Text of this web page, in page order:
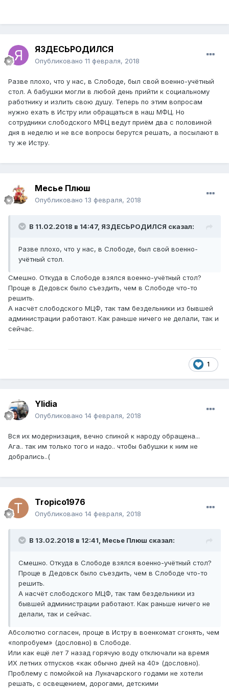
ЯЗДЕСЬРОДИЛСЯ
Опубликовано 11 февраля, 2018
Разве плохо, что у нас, в Слободе, был свой военно-учётный
стол. А бабушки могли в любой день прийти к социальному
работнику и излить свою душу. Теперь по этим вопросам
нужно ехать в Истру или обращаться в наш МФЦ. Но
сотрудники слободского МФЦ ведут приём два с половиной
дня в неделю и не все вопросы берутся решать, а посылают в
ту же Истру.
Месье Плюш
Опубликовано 13 февраля, 2018
В 11.02.2018 в 14:47, ЯЗДЕСЬРОДИЛСЯ сказал:
Разве плохо, что у нас, в Слободе, был свой военно-
учётный стол.
Смешно. Откуда в Слободе взялся военно-учётный стол?
Проще в Дедовск было съездить, чем в Слободе что-то
решить.
А насчёт слободского МЦФ, так там бездельники из бывшей
администрации работают. Как раньше ничего не делали, так и
сейчас.
1
Ylidia
Опубликовано 14 февраля, 2018
Вся их модернизация, вечно спиной к народу обращена...
Ага.. так им только того и надо.. чтобы бабушки к ним не
добрались..(
Tropico1976
Опубликовано 14 февраля, 2018
В 13.02.2018 в 12:41, Месье Плюш сказал:
Смешно. Откуда в Слободе взялся военно-учётный стол?
Проще в Дедовск было съездить, чем в Слободе что-то
решить.
А насчёт слободского МЦФ, так там бездельники из
бывшей администрации работают. Как раньше ничего не
делали, так и сейчас.
Абсолютно согласен, проще в Истру в военкомат сгонять, чем
«попробуем» (дословно) в Слободе.
Или как ещё лет 7 назад горячую воду отключали на время
ИХ летних отпусков «как обычно дней на 40» (дословно).
Проблему с помойкой на Луначарского годами не хотели
решать, с освещением, дорогами, детскими